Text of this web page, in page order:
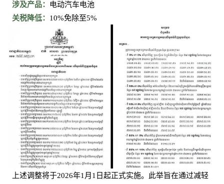
涉及产品： 电动汽车电池
关税降低： 10%免除至5%
上述调整将于2026年1月1日起正式实施。此举旨在通过减轻